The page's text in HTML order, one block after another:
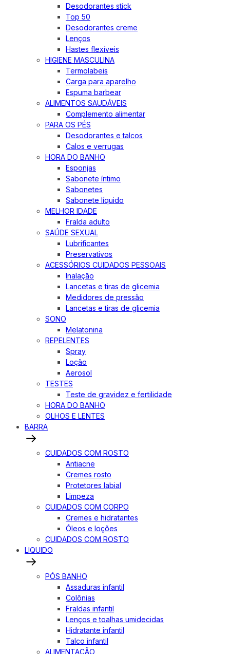
Desodorantes stick
Top 50
Desodorantes creme
Lenços
Hastes flexíveis
HIGIENE MASCULINA
Termolabeis
Carga para aparelho
Espuma barbear
ALIMENTOS SAUDÁVEIS
Complemento alimentar
PARA OS PÉS
Desodorantes e talcos
Calos e verrugas
HORA DO BANHO
Esponjas
Sabonete íntimo
Sabonetes
Sabonete líquido
MELHOR IDADE
Fralda adulto
SAÚDE SEXUAL
Lubrificantes
Preservativos
ACESSÓRIOS CUIDADOS PESSOAIS
Inalação
Lancetas e tiras de glicemia
Medidores de pressão
Lancetas e tiras de glicemia
SONO
Melatonina
REPELENTES
Spray
Loção
Aerosol
TESTES
Teste de gravidez e fertilidade
HORA DO BANHO
OLHOS E LENTES
BARRA
CUIDADOS COM ROSTO
Antiacne
Cremes rosto
Protetores labial
Limpeza
CUIDADOS COM CORPO
Cremes e hidratantes
Óleos e loções
CUIDADOS COM ROSTO
LIQUIDO
PÓS BANHO
Assaduras infantil
Colônias
Fraldas infantil
Lenços e toalhas umidecidas
Hidratante infantil
Talco infantil
ALIMENTAÇÃO